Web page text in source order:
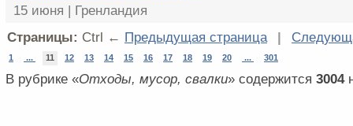
15 июня | Гренландия
Страницы: Ctrl ← Предыдущая страница |
1 ... 11 12 13 14 15 16 17 18 19 20 ... 301
В рубрике «Отходы, мусор, свалки» содержится 3004